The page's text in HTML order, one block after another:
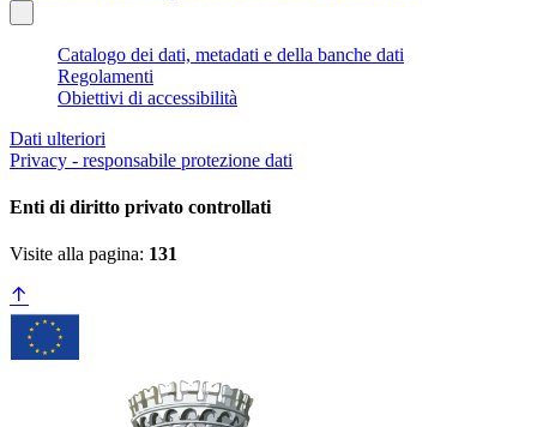
Catalogo dei dati, metadati e della banche dati
Regolamenti
Obiettivi di accessibilità
Dati ulteriori
Privacy - responsabile protezione dati
Enti di diritto privato controllati
Visite alla pagina: 131